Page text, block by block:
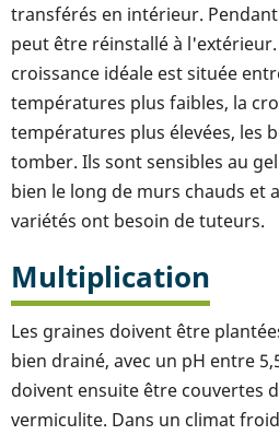
transférés en intérieur.
peut être réinstallé à
croissance idéale est située
températures plus faibles, la
températures plus élevées, les
tomber. Ils sont sensibles au
bien le long de murs chauds et
variétés ont besoin de tuteurs.
Multiplication
Les graines doivent être
bien drainé, avec un pH entre
doivent ensuite être couvertes
vermiculite. Dans un climat